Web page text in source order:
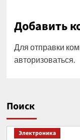
Добавить
Для отправки
авторизоваться.
Поиск
Электроника